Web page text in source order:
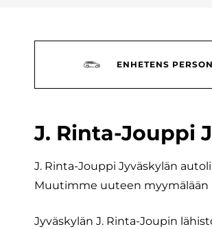
ENHETENS
J. Rinta-Jouppi
J. Rinta-Jouppi Jyväskylän
Muutimme uuteen myymälään
Jyväskylän J. Rinta-Joupin